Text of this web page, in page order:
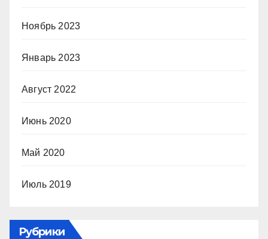
Ноябрь 2023
Январь 2023
Август 2022
Июнь 2020
Май 2020
Июль 2019
Рубрики